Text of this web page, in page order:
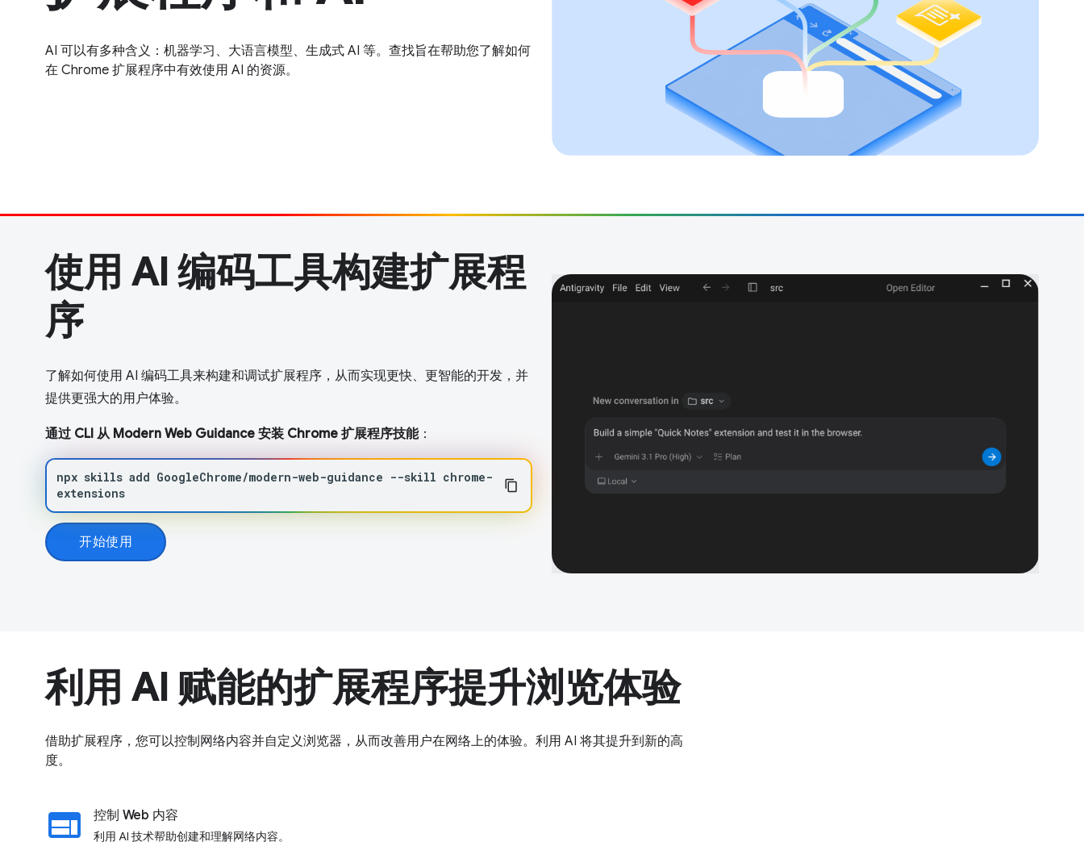
AI 可以有多种含义：机器学习、大语言模型、生成式 AI 等。查找旨在帮助您了解如何
在 Chrome 扩展程序中有效使用 AI 的资源。
使用 AI 编码工具构建扩展程
序
了解如何使用 AI 编码工具来构建和调试扩展程序，从而实现更快、更智能的开发，并
提供更强大的用户体验。
通过 CLI 从 Modern Web Guidance 安装 Chrome 扩展程序技能：
npx skills add GoogleChrome/modern-web-guidance --skill chrome-
extensions
开始使用
利用 AI 赋能的扩展程序提升浏览体验
借助扩展程序，您可以控制网络内容并自定义浏览器，从而改善用户在网络上的体验。利用 AI 将其提升到新的高
度。
web 控制 Web 内容
利用 AI 技术帮助创建和理解网络内容。